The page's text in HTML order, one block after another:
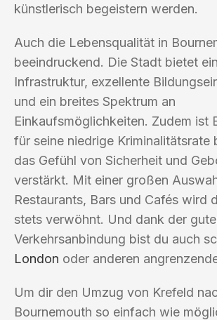
künstlerisch begeistern werden.
Auch die Lebensqualität in
beeindruckend. Die Stadt bietet
Infrastruktur, exzellente
und ein breites Spektrum an
Einkaufsmöglichkeiten. Zudem ist
für seine niedrige Kriminalitätsrate
das Gefühl von Sicherheit und
verstärkt. Mit einer großen
Restaurants, Bars und Cafés wird
stets verwöhnt. Und dank der
Verkehrsanbindung bist du auch
London oder anderen
Um dir den Umzug von Krefeld
Bournemouth so einfach wie